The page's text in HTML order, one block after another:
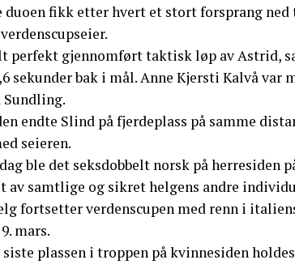
duoen fikk etter hvert et stort forsprang
perfekt gjennomført taktisk løp av Astrid,
sekunder bak i mål. Anne Kjersti Kalvå
Sundling.
endte Slind på fjerdeplass på samme
seieren.
ble det seksdobbelt norsk på herresiden
av samtlige og sikret helgens andre
fortsetter verdenscupen med renn i
mars.
plassen i troppen på kvinnesiden